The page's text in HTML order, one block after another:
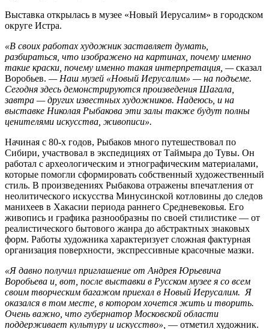
Выставка открылась в музее «Новый Иерусалим» в городском
округе Истра.
«В своих работах художник заставляет думать,
разбираться, что изображено на картинах, почему именно
такие краски, почему именно такая интерпретация, —сказал
Воробьев. — Наш музей «Новый Иерусалим» — на подъеме.
Сегодня здесь демонстрируются произведения Шагала,
завтра — других известных художников. Надеюсь, и на
выставке Николая Рыбакова эти залы также будут полны
ценителями искусства, живописи».
Начиная с 80-х годов, Рыбаков много путешествовал по
Сибири, участвовал в экспедициях от Таймыра до Тувы. Он
работал с археологическим и этнографическим материалами,
которые помогли сформировать собственный художественный
стиль. В произведениях Рыбакова отражены впечатления от
неолитического искусства Минусинской котловины до следов
манихеев в Хакасии периода раннего Средневековья. Его
живопись и графика разнообразны по своей стилистике — от
реалистического бытового жанра до абстрактных знаковых
форм. Работы художника характеризует сложная фактурная
организация поверхности, экспрессивные красочные мазки.
«Я давно получил приглашение от Андрея Юрьевича
Воробьева и, вот, после выставки в Русском музее я со всем
своим творческим багажом приехал в Новый Иерусалим. Я
оказался в том месте, в котором хочется жить и творить.
Очень важно, что губернатор Московской области
поддерживает культуру и искусство», — отметил художник.